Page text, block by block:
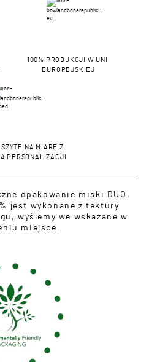
100% PRODUKCJI W UNII
EUROPEJSKIEJ
NA MIARĘ Z
PERSONALIZACJI
opakowanie miski DUO,
jest wykonane z tektury
wyślemy we wskazane w
miejsce.